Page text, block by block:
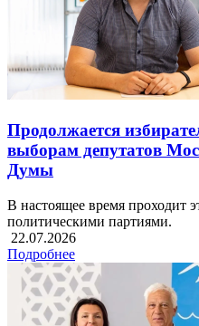
Продолжается
выборам депутатов
Думы
В настоящее время проходит
политическими партиями.
22.07.2026
Подробнее